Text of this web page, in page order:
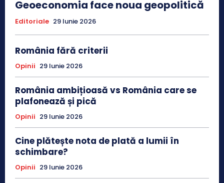
Geoeconomia face noua geopolitică
Editoriale 29 Iunie 2026
România fără criterii
Opinii 29 Iunie 2026
România ambițioasă vs România care se
plafonează și pică
Opinii 29 Iunie 2026
Cine plătește nota de plată a lumii în
schimbare?
Opinii 29 Iunie 2026